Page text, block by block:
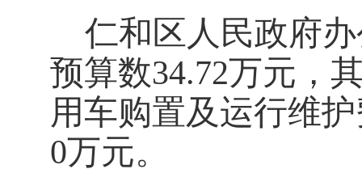
仁和区人民政府
预算数34.72万元，
用车购置及运行维
0万元。